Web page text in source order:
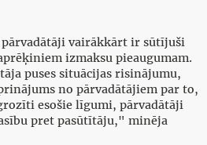
pārvadātāji vairākkārt ir sūtījuši
izmaksu pieaugumam.
puses situācijas risinājumu,
no pārvadātājiem par to,
esošie līgumi, pārvadātāji
pret pasūtītāju," minēja